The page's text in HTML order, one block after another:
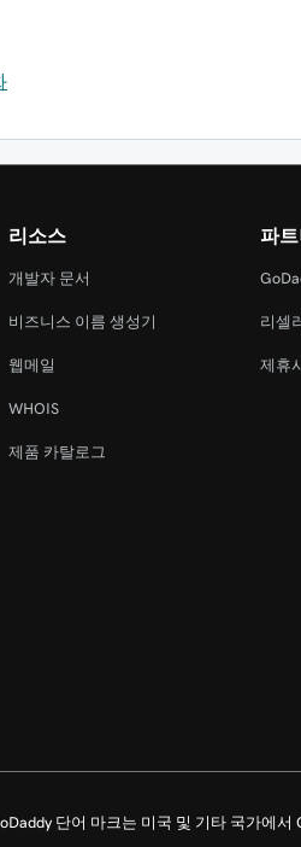
리소스
개발자 문서
비즈니스 이름 생성기
웹메일
WHOIS
제품 카탈로그
파
리셀
제휴
단어 마크는 미국 및 기타 국가에